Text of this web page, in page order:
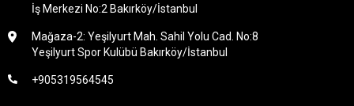
İş Merkezi No:2 Bakırköy/İstanbul
Mağaza-2: Yeşilyurt Mah. Sahil Yolu Cad. No:8
Yeşilyurt Spor Kulübü Bakırköy/İstanbul
+905319564545